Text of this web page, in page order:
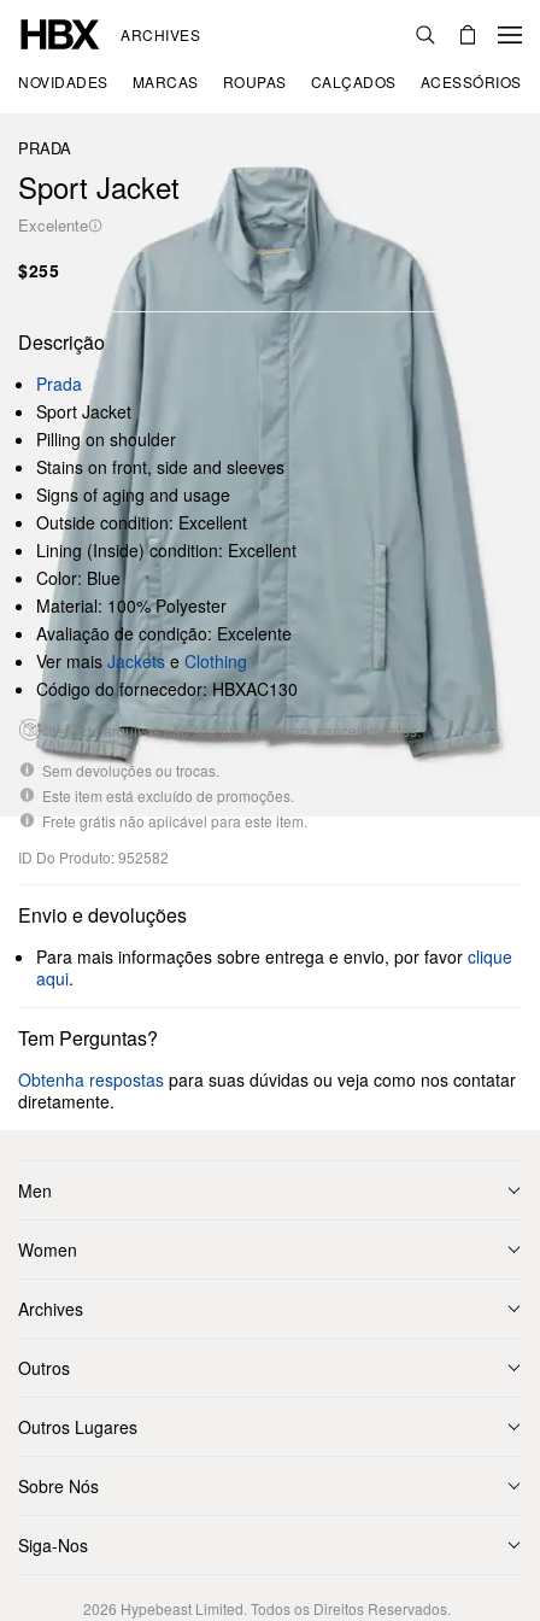
ARCHIVES
NOVIDADES MARCAS ROUPAS CALÇADOS ACESSÓRIOS
PRADA
Sport Jacket
Excelente
$255
Descrição
Prada
Sport Jacket
Pilling on shoulder
Stains on front, side and sleeves
Signs of aging and usage
Outside condition: Excellent
Lining (Inside) condition: Excellent
Color: Blue
Material: 100% Polyester
Avaliação de condição: Excelente
Ver mais Jacketse Clothing
Código do fornecedor: HBXAC130
Itens de arquivos não são elegíveis para cancelamentos.
Sem devoluções ou trocas.
Este item está excluído de promoções.
Frete grátis não aplicável para este item.
ID Do Produto: 952582
Envio e devoluções
Para mais informações sobre entrega e envio, por favor clique
aqui.
Tem Perguntas?
Obtenha respostas para suas dúvidas ou veja como nos contatar
diretamente.
Men
Women
Archives
Outros
Outros Lugares
Sobre Nós
Siga-Nos
2026 Hypebeast Limited. Todos os Direitos Reservados.